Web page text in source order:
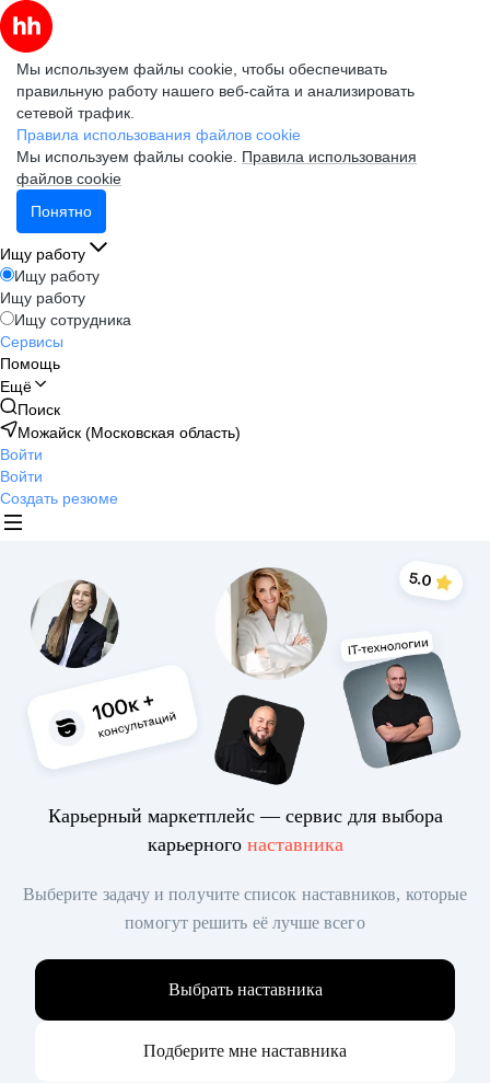
Мы используем файлы cookie, чтобы обеспечивать
правильную работу нашего веб-сайта и анализировать
сетевой трафик.
Правила использования файлов cookie
Мы используем файлы cookie. Правила использования
файлов cookie
Понятно
Ищу работу
Ищу работу
Ищу работу
Ищу сотрудника
Сервисы
Помощь
Ещё
Поиск
Можайск (Московская область)
Войти
Войти
Создать резюме
Карьерный маркетплейс — сервис для выбора
карьерного наставника
Выберите задачу и получите список наставников, которые
помогут решить её лучше всего
Выбрать наставника
Подберите мне наставника